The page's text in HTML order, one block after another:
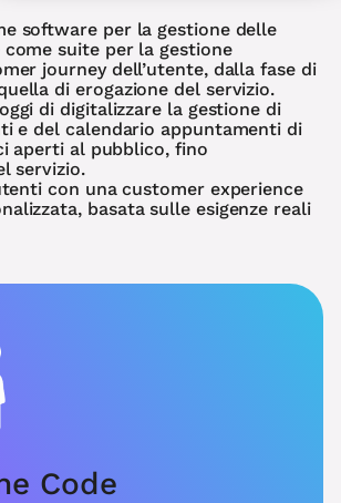
software per la gestione delle
suite per la gestione
journey dell’utente, dalla fase di
di erogazione del servizio.
di digitalizzare la gestione di
e del calendario appuntamenti di
aperti al pubblico, fino
servizio.
con una customer experience
basata sulle esigenze reali
Code